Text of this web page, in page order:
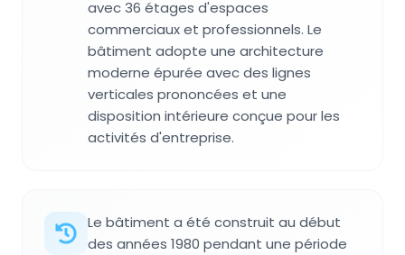
avec 36 étages d'espaces
commerciaux et professionnels. Le
bâtiment adopte une architecture
moderne épurée avec des lignes
verticales prononcées et une
disposition intérieure conçue pour les
activités d'entreprise.
Le bâtiment a été construit au début
des années 1980 pendant une période